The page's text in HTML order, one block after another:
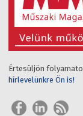
Értesüljön
hírlevelünkre Ön is!